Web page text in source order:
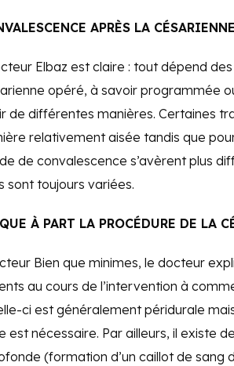
APRÈS LA
Elbaz est claire : tout dépend
opéré, à savoir programmée
de différentes manières. Certaines
relativement aisée tandis que
de convalescence s’avèrent plus
sont toujours variées.
À PART LA PROCÉDURE DE LA
Bien que minimes, le docteur
au cours de l’intervention à
ci est généralement péridurale
est nécessaire. Par ailleurs, il existe
(formation d’un caillot de sang